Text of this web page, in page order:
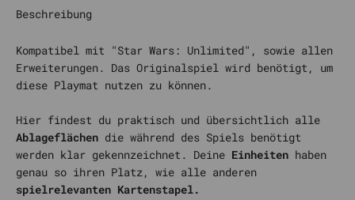
Beschreibung
Kompatibel mit "Star Wars: Unlimited", sowie allen
Erweiterungen. Das Originalspiel wird benötigt, um
diese Playmat nutzen zu können.
Hier findest du praktisch und übersichtlich alle
Ablageflächen die während des Spiels benötigt
werden klar gekennzeichnet. Deine Einheiten haben
genau so ihren Platz, wie alle anderen
spielrelevanten Kartenstapel.